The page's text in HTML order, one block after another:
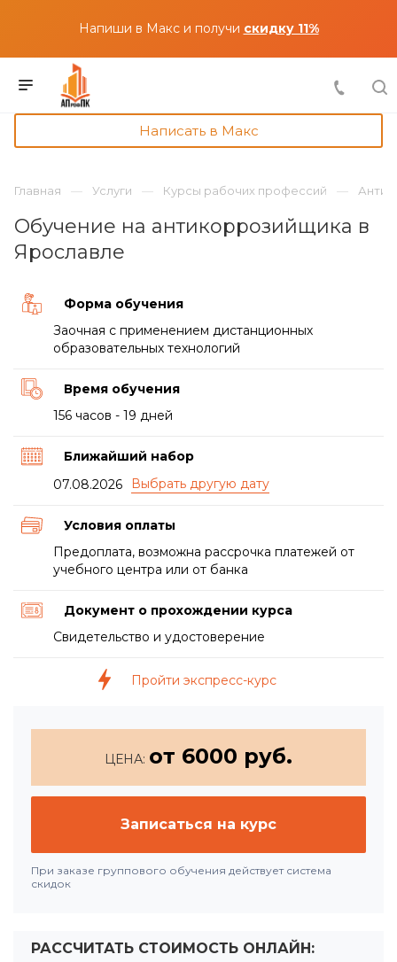
Напиши в Макс и получи скидку 11%
Написать в Макс
Главная Услуги Курсы рабочих профессий
Обучение на антикоррозийщика в
Ярославле
Форма обучения
Заочная с применением дистанционных
образовательных технологий
Время обучения
156 часов - 19 дней
Ближайший набор
07.08.2026
Условия оплаты
Предоплата, возможна рассрочка платежей от
учебного центра или от банка
Документ о прохождении курса
Свидетельство и удостоверение
Пройти экспресс-курс
ЦЕНА: от 6000 руб.
Записаться на курс
При заказе группового обучения действует система
скидок
РАССЧИТАТЬ СТОИМОСТЬ ОНЛАЙН: